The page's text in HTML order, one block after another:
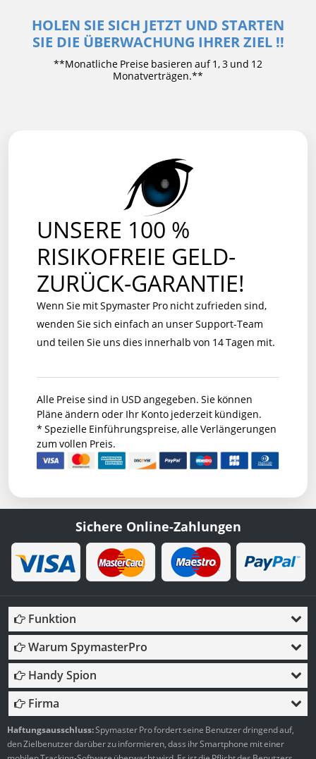
HOLEN SIE SICH JETZT UND STARTEN
SIE DIE ÜBERWACHUNG IHRER ZIEL !!
**Monatliche Preise basieren auf 1, 3 und 12
Monatverträgen.**
UNSERE 100 %
RISIKOFREIE GELD-
ZURÜCK-GARANTIE!
Wenn Sie mit Spymaster Pro nicht zufrieden sind,
wenden Sie sich einfach an unser Support-Team
und teilen Sie uns dies innerhalb von 14 Tagen mit.
Alle Preise sind in USD angegeben. Sie können
Pläne ändern oder Ihr Konto jederzeit kündigen.
* Spezielle Einführungspreise, alle Verlängerungen
zum vollen Preis.
Sichere Online-Zahlungen
Funktion
Warum SpymasterPro
Handy Spion
Firma
Haftungsausschluss:Spymaster Pro fordert seine Benutzer dringend auf,
den Zielbenutzer darüber zu informieren, dass ihr Smartphone mit einer